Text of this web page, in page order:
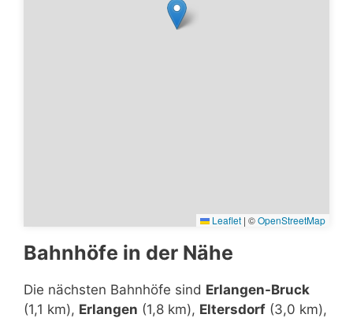
Leaflet | ©OpenStreetMap
Bahnhöfe in der Nähe
Die nächsten Bahnhöfe sind Erlangen-Bruck
(1,1 km), Erlangen (1,8 km), Eltersdorf (3,0 km),